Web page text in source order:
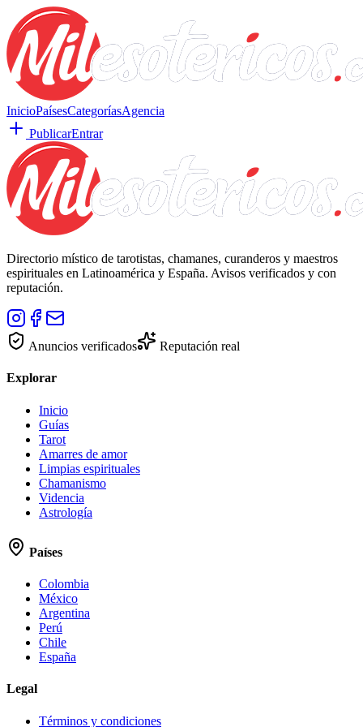
InicioPaísesCategoríasAgencia
PublicarEntrar
Directorio místico de tarotistas, chamanes, curanderos y maestros
espirituales en Latinoamérica y España. Avisos verificados y con
reputación.
Anuncios verificados Reputación real
Explorar
Inicio
Guías
Tarot
Amarres de amor
Limpias espirituales
Chamanismo
Videncia
Astrología
Países
Colombia
México
Argentina
Perú
Chile
España
Legal
Términos y condiciones